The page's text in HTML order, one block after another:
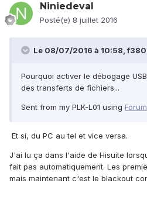
Niniedeval
Posté(e) 8 juillet 2016
Le 08/07/2016 à 10:58,
Pourquoi activer le débogage
des transferts de fichiers...
Sent from my PLK-L01 using
Et si, du PC au tel et vice versa.
J'ai lu ça dans l'aide de Hisuite
fait pas automatiquement. Les
mais maintenant c'est le blackout